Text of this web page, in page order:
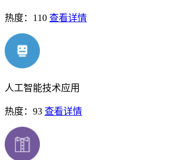
热度：110 查看详情
人工智能技术应用
热度：93 查看详情